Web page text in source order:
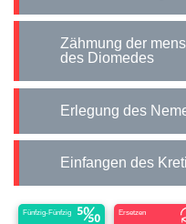
Zähmung der menschenfressenden Rosse
des Diomedes
Erlegung des
Einfangen des
Fünfzig-Fünfzig Ersetzen